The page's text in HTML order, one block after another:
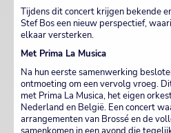
Tijdens dit concert krijgen bekende
Stef Bos een nieuw perspectief,
elkaar versterken.
Met Prima La Musica
Na hun eerste samenwerking
ontmoeting om een vervolg vroeg.
met Prima La Musica, het eigen
Nederland en België. Een concert
arrangementen van Brossé en de